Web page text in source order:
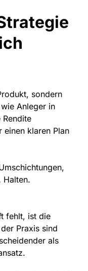
sondern
Anleger in
Rendite
einen klaren Plan
Halten.
fehlt, ist die
Praxis sind
als